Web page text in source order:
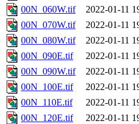
00N_060W.tif
2022-01-11
00N_070W.tif
2022-01-11
00N_080W.tif
2022-01-11
00N_090E.tif
2022-01-11
00N_090W.tif
2022-01-11
00N_100E.tif
2022-01-11
00N_110E.tif
2022-01-11
00N_120E.tif
2022-01-11